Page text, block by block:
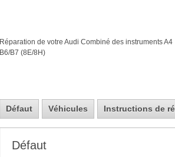
Réparation de votre Audi Combiné des instruments A4
B6/B7 (8E/8H)
Défaut Véhicules Instructions de
Défaut